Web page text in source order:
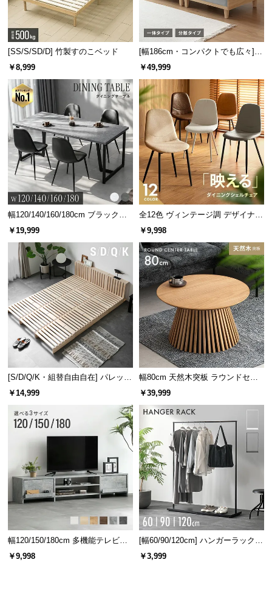
クロスベース
樹脂ベース
重心を支えるクロスベース
重心を捉えるロングタイプのクロスベースを採用。
従来より更に安定感を増しました。
クロスベース幅 約1000㎜
土台を固定させる樹脂ベース
安定しやすい扇型状の重しでしっかりと固定。土台
部分のぐらつきを防止します。
[SS/S/SD/D] 竹製すのこベッド
￥8,999
[幅186cm・コンパクトでも広々] 3
人掛けソファベッド リクライニン
￥49,999
幅120/140/160/180cm ブラックフ
レーム ダイニング 大理石調 4人掛
￥19,999
全12色 ヴィンテージ調 デザイナー
ズシェルチェア
￥9,998
[S/D/Q/K・組替自由自在] パレット
ベッド 8/12/16枚セット
￥14,999
幅80cm 天然木突板 ラウンドセン
ターテーブル 美しい格子デザイン
￥39,999
幅120/150/180cm 多機能テレビボ
ード 木目/石目調 オープン収納・
引き出し収納付き
￥9,998
[幅60/90/120cm] ハンガーラック
スチール 4段階高さ調節 サイドフ
ック オープンラック シンプル
￥3,999